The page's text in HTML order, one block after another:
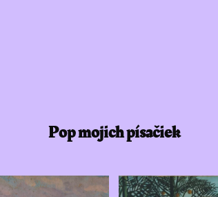
Pop mojich písačiek